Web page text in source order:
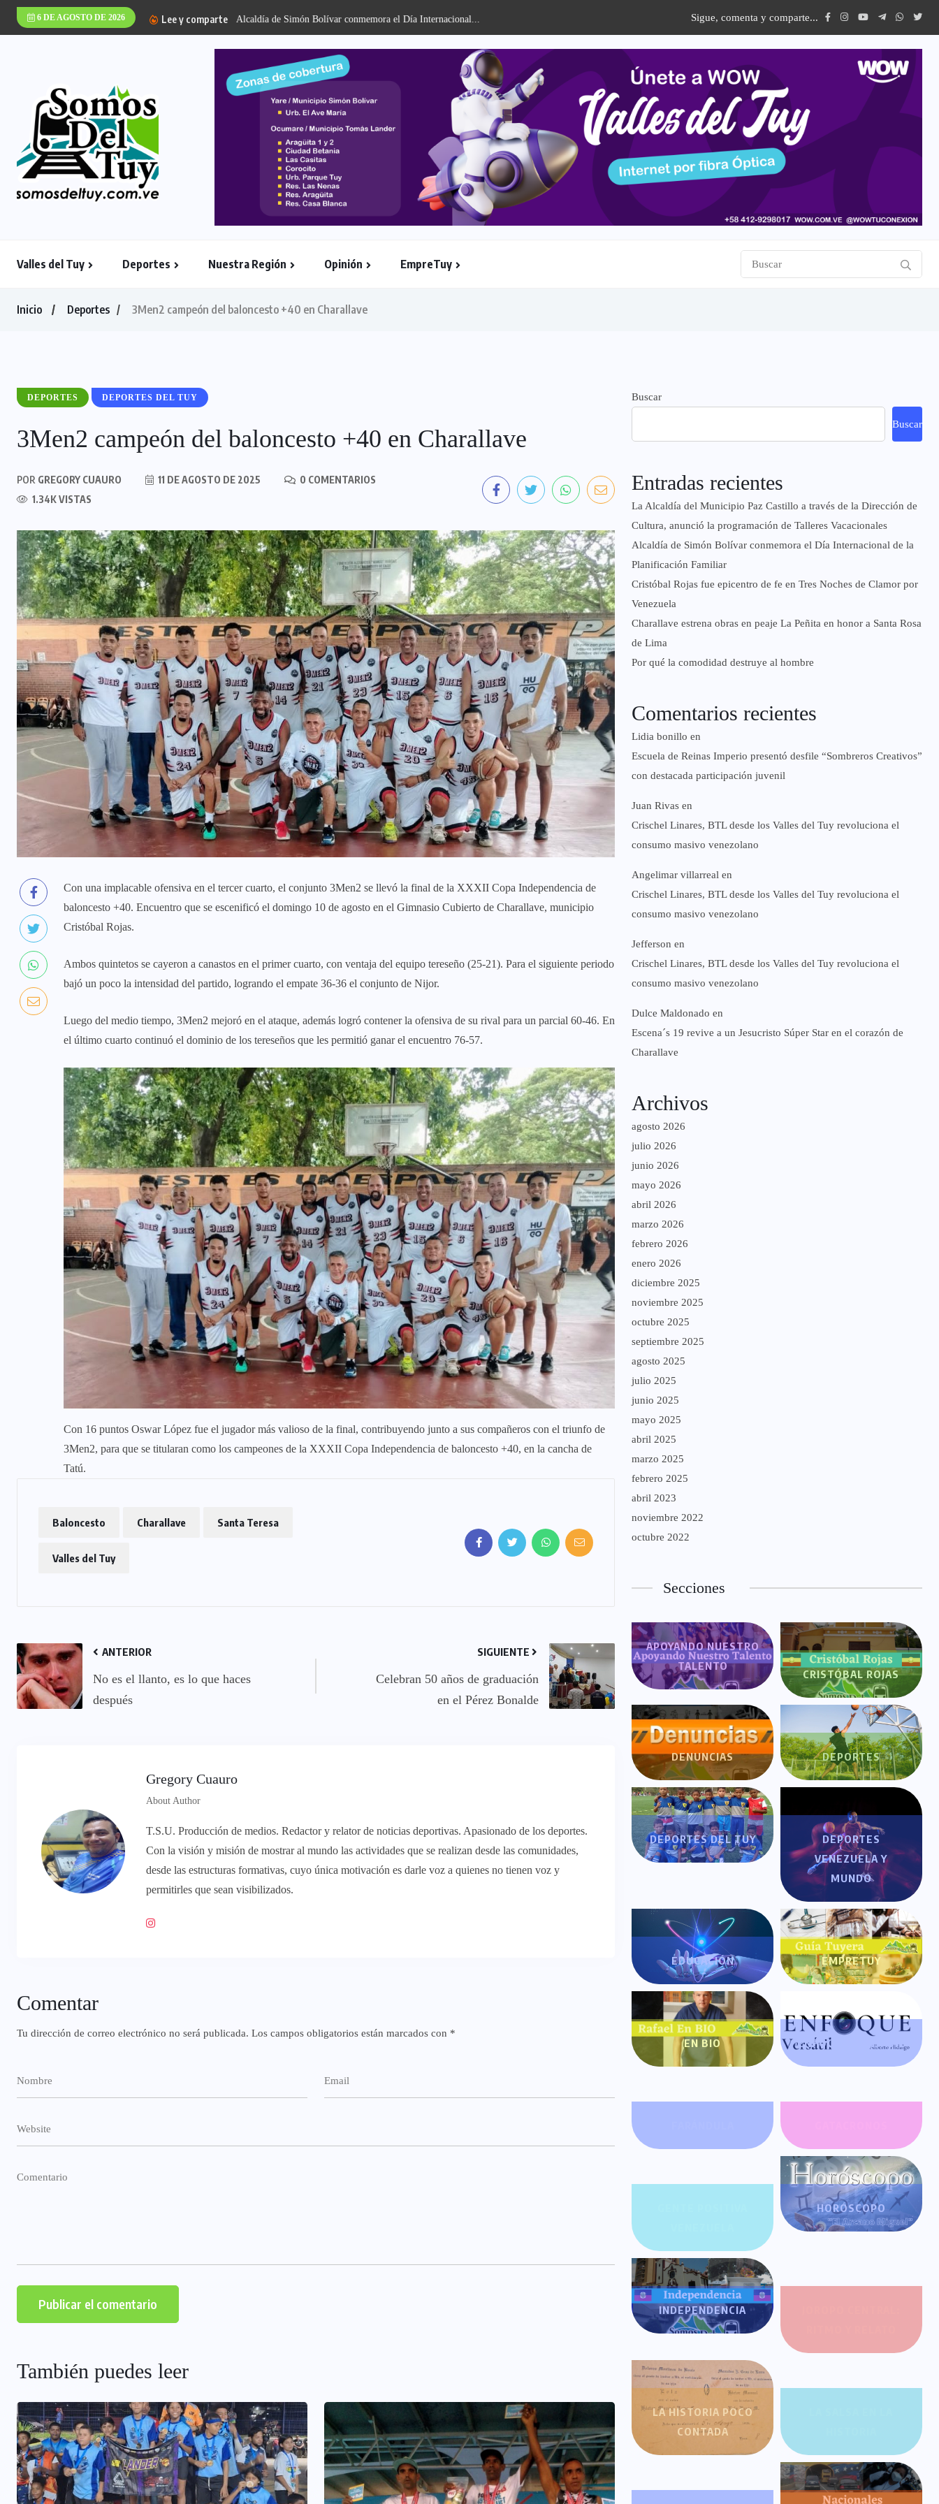
6 DE AGOSTO DE 2026 Lee y comparte Alcaldía de Simón Bolívar conmemora el Día Internacional... Sigue, comenta y comparte...
Valles del Tuy Deportes Nuestra Región Opinión EmpreTuy
Inicio Deportes 3Men2 campeón del baloncesto +40 en Charallave
DEPORTES DEPORTES DEL TUY
3Men2 campeón del baloncesto +40 en Charallave
POR GREGORY CUAURO 11 DE AGOSTO DE 2025
0 COMENTARIOS
1.34K VISTAS
Con una implacable ofensiva en el tercer cuarto, el conjunto 3Men2 se llevó la final de la XXXII Copa Independencia de
baloncesto +40. Encuentro que se escenificó el domingo 10 de agosto en el Gimnasio Cubierto de Charallave, municipio
Cristóbal Rojas.
Ambos quintetos se cayeron a canastos en el primer cuarto, con ventaja del equipo tereseño (25-21). Para el siguiente periodo
bajó un poco la intensidad del partido, logrando el empate 36-36 el conjunto de Nijor.
Luego del medio tiempo, 3Men2 mejoró en el ataque, además logró contener la ofensiva de su rival para un parcial 60-46. En
el último cuarto continuó el dominio de los tereseños que les permitió ganar el encuentro 76-57.
Con 16 puntos Oswar López fue el jugador más valioso de la final, contribuyendo junto a sus compañeros con el triunfo de
3Men2, para que se titularan como los campeones de la XXXII Copa Independencia de baloncesto +40, en la cancha de
Tatú.
Baloncesto Charallave Santa Teresa
Valles del Tuy
ANTERIOR
No es el llanto, es lo que haces
después
SIGUIENTE
Celebran 50 años de graduación
en el Pérez Bonalde
Gregory Cuauro
About Author
T.S.U. Producción de medios. Redactor y relator de noticias deportivas. Apasionado de los deportes.
Con la visión y misión de mostrar al mundo las actividades que se realizan desde las comunidades,
desde las estructuras formativas, cuyo única motivación es darle voz a quienes no tienen voz y
permitirles que sean visibilizados.
Comentar
Tu dirección de correo electrónico no será publicada. Los campos obligatorios están marcados con *
También puedes leer
Buscar
Buscar
Entradas recientes
La Alcaldía del Municipio Paz Castillo a través de la Dirección de
Cultura, anunció la programación de Talleres Vacacionales
Alcaldía de Simón Bolívar conmemora el Día Internacional de la
Planificación Familiar
Cristóbal Rojas fue epicentro de fe en Tres Noches de Clamor por
Venezuela
Charallave estrena obras en peaje La Peñita en honor a Santa Rosa
de Lima
Por qué la comodidad destruye al hombre
Comentarios recientes
Lidia bonillo en
Escuela de Reinas Imperio presentó desfile “Sombreros Creativos”
con destacada participación juvenil
Juan Rivas en
Crischel Linares, BTL desde los Valles del Tuy revoluciona el
consumo masivo venezolano
Angelimar villarreal en
Crischel Linares, BTL desde los Valles del Tuy revoluciona el
consumo masivo venezolano
Jefferson en
Crischel Linares, BTL desde los Valles del Tuy revoluciona el
consumo masivo venezolano
Dulce Maldonado en
Escena´s 19 revive a un Jesucristo Súper Star en el corazón de
Charallave
Archivos
agosto 2026
julio 2026
junio 2026
mayo 2026
abril 2026
marzo 2026
febrero 2026
enero 2026
diciembre 2025
noviembre 2025
octubre 2025
septiembre 2025
agosto 2025
julio 2025
junio 2025
mayo 2025
abril 2025
marzo 2025
febrero 2025
abril 2023
noviembre 2022
octubre 2022
Secciones
APOYANDO NUESTRO
TALENTO
CRISTÓBAL ROJAS
DENUNCIAS DEPORTES
DEPORTES DEL TUY
DEPORTES
VENEZUELA Y
MUNDO
EDUCACIÓN EMPRETUY
EN BIO ENFOQUE VERSÁTIL
HORÓSCOPO
INDEPENDENCIA
LA HISTORIA POCO
CONTADA